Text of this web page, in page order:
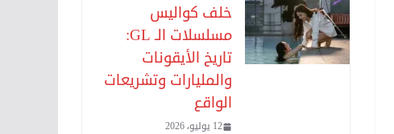
خلف كواليس
مسلسلات الـ GL:
تاريخ الأيقونات
والمليارات وتشريعات
الواقع
12 يوليو، 2026